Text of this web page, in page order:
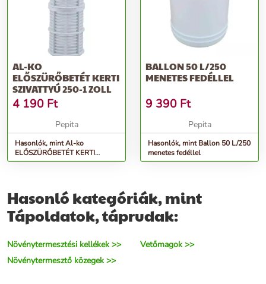
AL-KO
ELŐSZÜRŐBETÉT KERTI
SZIVATTYÚ 250-1 ZOLL
4 190 Ft
Pepita
Hasonlók, mint Al-ko
ELŐSZÜRŐBETÉT KERTI
SZIVATTYÚ 250-1 ZOLL
BALLON 50 L/250
MENETES FEDÉLLEL
9 390 Ft
Pepita
Hasonlók, mint Ballon 50 L/250
menetes fedéllel
Hasonló kategóriák, mint
Tápoldatok, táprudak:
Növénytermesztési kellékek >>
Vetőmagok >>
Növénytermesztő közegek >>